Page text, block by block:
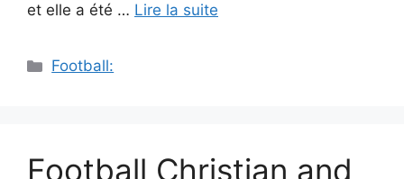
et elle a été … Lire la suite
Catégories
Football:
Football Christian and